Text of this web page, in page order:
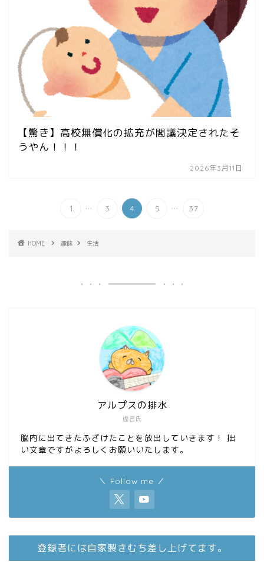
【驚き】高校無償化の拡充が閣議決定されたそ
うやん！！！
2026年3月11日
1 ... 3 4 5 ... 37
HOME 趣味 生活
虚言氏
アルプスの排水
脳内に出てきたふざけたことを放出していきます！ 拙
い文章ですがよろしくお願いいたします。
＼ Follow me ／
登録者には自家製きむち差し上げてます。